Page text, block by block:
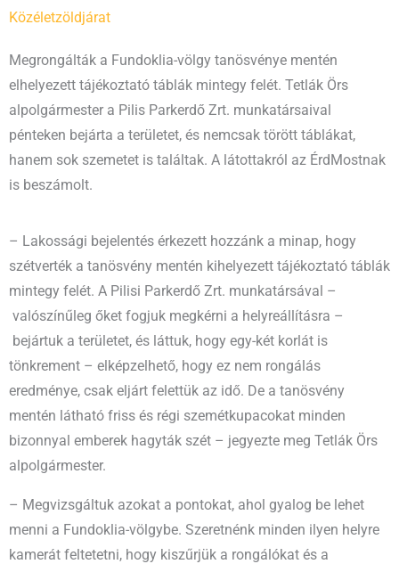
Közéletzöldjárat
Megrongálták a Fundoklia-völgy tanösvénye mentén
elhelyezett tájékoztató táblák mintegy felét. Tetlák Örs
alpolgármester a Pilis Parkerdő Zrt. munkatársaival
pénteken bejárta a területet, és nemcsak törött táblákat,
hanem sok szemetet is találtak. A látottakról az ÉrdMostnak
is beszámolt.
– Lakossági bejelentés érkezett hozzánk a minap, hogy
szétverték a tanösvény mentén kihelyezett tájékoztató táblák
mintegy felét. A Pilisi Parkerdő Zrt. munkatársával –
valószínűleg őket fogjuk megkérni a helyreállításra –
bejártuk a területet, és láttuk, hogy egy-két korlát is
tönkrement – elképzelhető, hogy ez nem rongálás
eredménye, csak eljárt felettük az idő. De a tanösvény
mentén látható friss és régi szemétkupacokat minden
bizonnyal emberek hagyták szét – jegyezte meg Tetlák Örs
alpolgármester.
– Megvizsgáltuk azokat a pontokat, ahol gyalog be lehet
menni a Fundoklia-völgybe. Szeretnénk minden ilyen helyre
kamerát feltetetni, hogy kiszűrjük a rongálókat és a